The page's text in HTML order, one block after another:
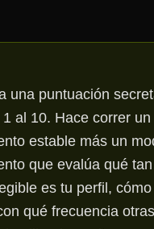
una puntuación
al 10. Hace correr
estable más un
que evalúa qué tan
es tu perfil,
qué frecuencia otras